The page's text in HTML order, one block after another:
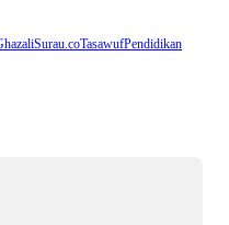
Surau.coTasawufPendidikan